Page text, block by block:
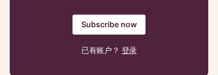
Subscribe now
已有账户？ 登录